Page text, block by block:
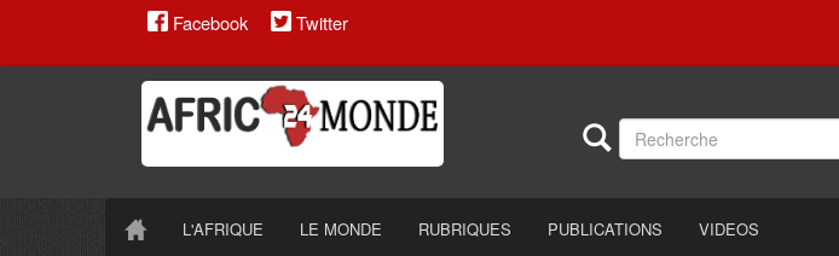
Facebook Twitter
L'AFRIQUE LE MONDE RUBRIQUES PUBLICATIONS VIDEOS